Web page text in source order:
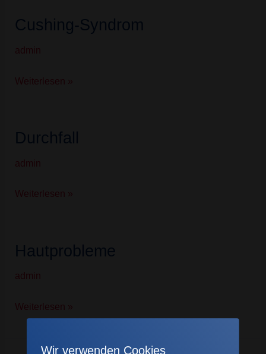
Cushing-Syndrom
admin
Cushing-
Weiterlesen »
Durchfall
admin
Durchfall
Weiterlesen »
Hautprobleme
admin
Hautprobleme
Weiterlesen »
Wir verwenden Cookies